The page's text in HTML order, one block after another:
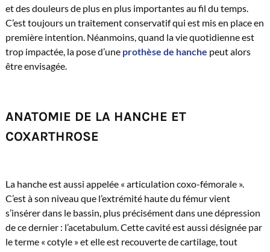
et des douleurs de plus en plus importantes au fil du temps.
C’est toujours un traitement conservatif qui est mis en place en
première intention. Néanmoins, quand la vie quotidienne est
trop impactée, la pose d’une prothèse de hanche peut alors
être envisagée.
ANATOMIE DE LA HANCHE ET
COXARTHROSE
La hanche est aussi appelée « articulation coxo-fémorale ».
C’est à son niveau que l’extrémité haute du fémur vient
s’insérer dans le bassin, plus précisément dans une dépression
de ce dernier : l’acetabulum. Cette cavité est aussi désignée par
le terme « cotyle » et elle est recouverte de cartilage, tout